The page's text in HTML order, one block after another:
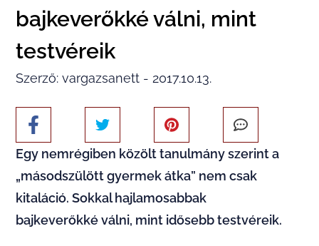
bajkeverőkké válni, mint
testvéreik
Szerző: vargazsanett - 2017.10.13.
Egy nemrégiben közölt tanulmány szerint a
„másodszülött gyermek átka” nem csak
kitaláció. Sokkal hajlamosabbak
bajkeverőkké válni, mint idősebb testvéreik.